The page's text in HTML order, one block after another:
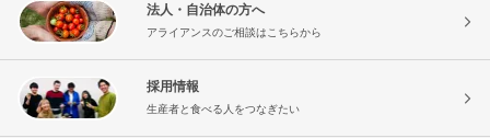
法人・自治体の方へ
アライアンスのご相談はこちらから
採用情報
生産者と食べる人をつなぎたい